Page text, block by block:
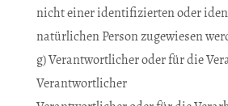
nicht einer identifizierten oder
natürlichen Person zugewiesen
g) Verantwortlicher oder für die
Verantwortlicher